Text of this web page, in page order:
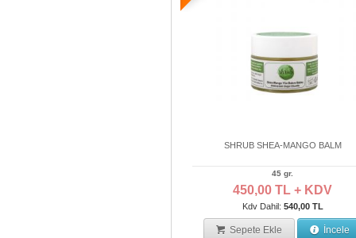
SHRUB SHEA-MANGO BALM
45 gr.
450,00 TL + KDV
Kdv Dahil: 540,00 TL
Sepete Ekle İncele